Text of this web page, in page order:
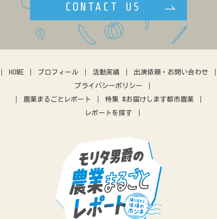
民設直売所 少量多品目
マルシェ 伝統野菜
田んぼ体験 農地問題
アーバンファーミング 古民家 体験農園
アプリ 農業振興
差別化 営農指導 農機
CONTACT US
HOME プロフィール 活動実績
出演依頼・お問い合わせ
プライバシーポリシー
農業まるごとレポート
特集 #お届けします都市農業
レポートを探す